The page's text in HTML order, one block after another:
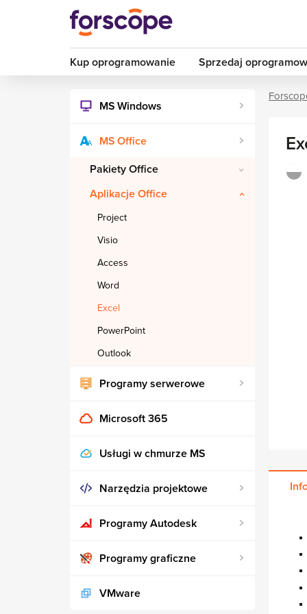
Kup oprogramowanie Sprzedaj
MS Windows
MS Office
Pakiety Office
Aplikacje Office
Project
Visio
Access
Word
Excel
PowerPoint
Outlook
Programy serwerowe
Microsoft 365
Usługi w chmurze MS
Narzędzia projektowe
Programy Autodesk
Programy graficzne
VMware